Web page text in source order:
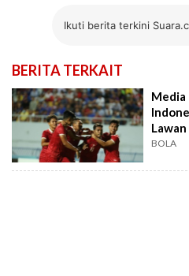
Ikuti berita terkini
BERITA TERKAIT
Media
dan
BOLA